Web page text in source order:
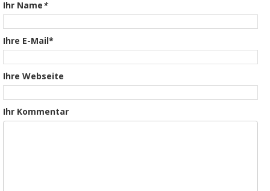
Ihr Name*
Ihre E-Mail*
Ihre Webseite
Ihr Kommentar